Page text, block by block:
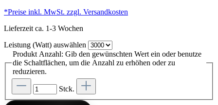
*Preise inkl. MwSt. zzgl. Versandkosten
Lieferzeit ca. 1-3 Wochen
Leistung (Watt) auswählen
Produkt Anzahl: Gib den gewünschten Wert ein oder benutze
die Schaltflächen, um die Anzahl zu erhöhen oder zu
reduzieren.
Stck.